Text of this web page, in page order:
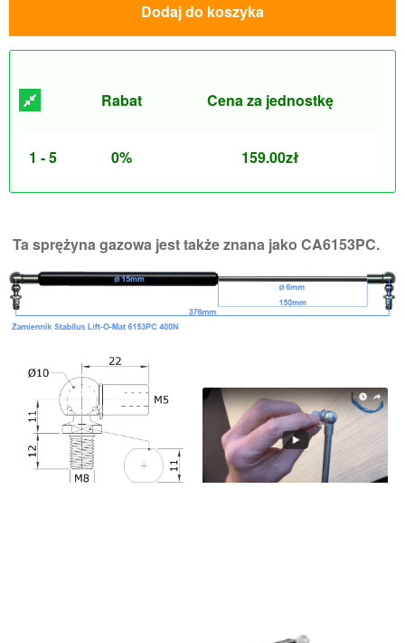
Dodaj do koszyka
Rabat Cena za jednostkę
1 - 5 0% 159.00zł
Ta sprężyna gazowa jest także znana jako CA6153PC.